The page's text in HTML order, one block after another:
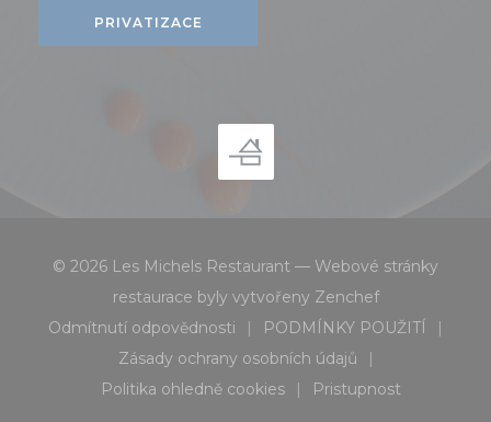
PRIVATIZACE
© 2026 Les Michels Restaurant — Webové stránky
restaurace byly vytvořeny Zenchef((otevře se v
Odmítnutí odpovědnosti
((otevře se v novém okně))
PODMÍNKY POUŽITÍ
((otevře se v
Zásady ochrany osobních údajů
((otevře se v novém okně))
Politika ohledně cookies
((otevře se v novém okně))
Pristupnost
((otevře se v